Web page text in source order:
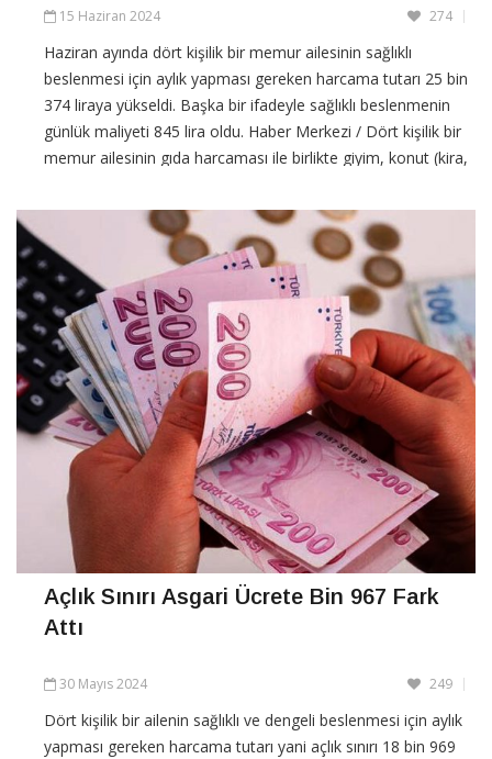
15 Haziran 2024 274
Haziran ayında dört kişilik bir memur ailesinin sağlıklı
beslenmesi için aylık yapması gereken harcama tutarı 25 bin
374 liraya yükseldi. Başka bir ifadeyle sağlıklı beslenmenin
günlük maliyeti 845 lira oldu. Haber Merkezi / Dört kişilik bir
memur ailesinin gıda harcaması ile birlikte giyim, konut (kira,
CONTINUE READING
Açlık Sınırı Asgari Ücrete Bin 967 Fark
Attı
30 Mayıs 2024 249
Dört kişilik bir ailenin sağlıklı ve dengeli beslenmesi için aylık
yapması gereken harcama tutarı yani açlık sınırı 18 bin 969